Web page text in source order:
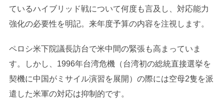
ているハイブリッド戦について何度も言及し、対応能力
強化の必要性を明記。来年度予算の内容を注視します。
ペロシ米下院議長訪台で米中間の緊張も高まっていま
す。しかし、1996年台湾危機（台湾初の総統直接選挙を
契機に中国がミサイル演習を展開）の際には空母2隻を派
遣した米軍の対応は抑制的です。